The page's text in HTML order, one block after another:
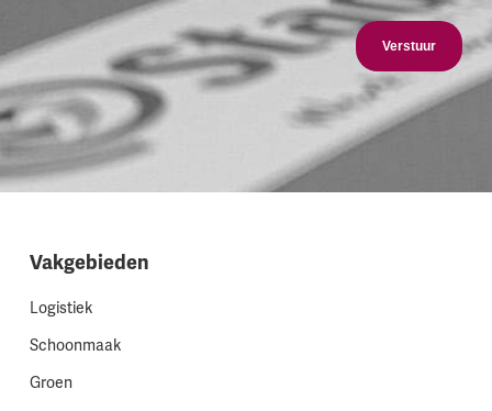
Verstuur
Vakgebieden
Logistiek
Schoonmaak
Groen